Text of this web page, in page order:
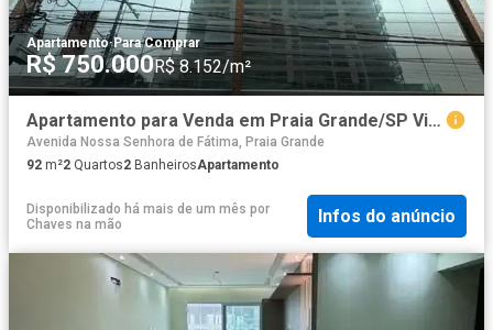
Apartamento·Para Comprar
R$ 750.000R$ 8.152/m²
Apartamento para Venda em Praia Grande/SP Vila Caiçara 2 Quartos
Avenida Nossa Senhora de Fátima, Praia Grande
92 m²2 Quartos2 BanheirosApartamento
Disponibilizado há mais de um mês por
Chaves na mão
Infos do anúncio